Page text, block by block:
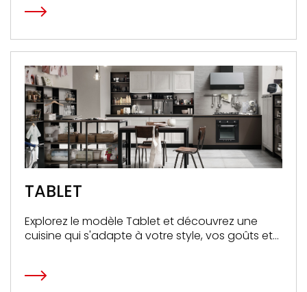
TABLET
Explorez le modèle Tablet et découvrez une
cuisine qui s'adapte à votre style, vos goûts et